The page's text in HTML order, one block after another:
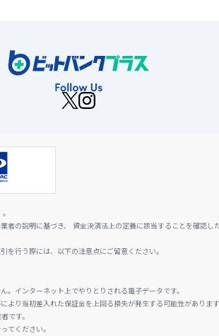
の説明に基づき、 資金決済法上の定義に該当することを確認し
行う際には、以下の注意点にご留意ください。
インターネット上でやりとりされる電子データです。
り当初差入れた保証金を上回る損失が発生する可能性があり
です。
てください。